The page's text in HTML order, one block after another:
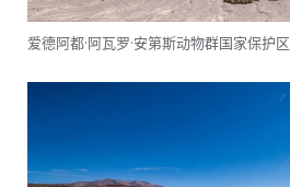
爱德阿都·阿瓦罗·安第斯动物群国家保护区